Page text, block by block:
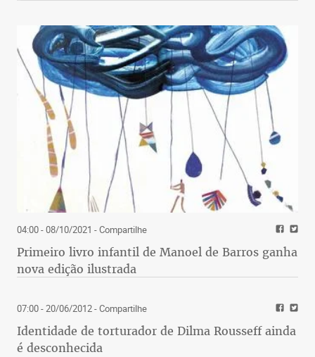
04:00 - 08/10/2021 - Compartilhe
Primeiro livro infantil de Manoel de Barros ganha
nova edição ilustrada
07:00 - 20/06/2012- Compartilhe
Identidade de torturador de Dilma Rousseff ainda
é desconhecida